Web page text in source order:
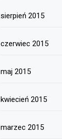
sierpień 2015
czerwiec 2015
maj 2015
kwiecień 2015
marzec 2015